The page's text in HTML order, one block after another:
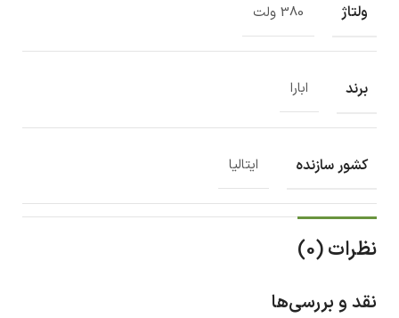
ولتاژ 380 ولت
برند ابارا
کشور سازنده ایتالیا
نظرات (0)
نقد و بررسی‌ها